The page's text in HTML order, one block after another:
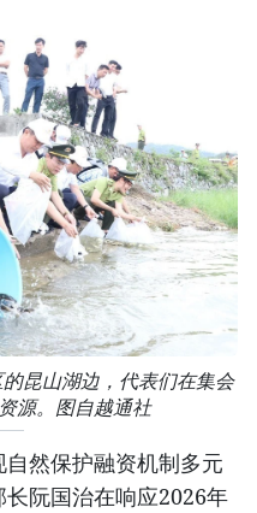
昆山湖边，代表们在集会
源。图自越通社
然保护融资机制多元
阮国治在响应2026年